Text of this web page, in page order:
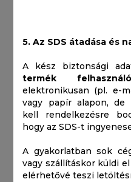
5. Az SDS átadása és
A kész biztonsági
termék
elektronikusan (pl. e-
vagy papír alapon, de
kell rendelkezésre
hogy az SDS-t
A gyakorlatban sok
vagy szállításkor küldi
elérhetővé teszi